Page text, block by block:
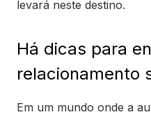
levará neste destino.
Há dicas para
relacionamento
Em um mundo onde a